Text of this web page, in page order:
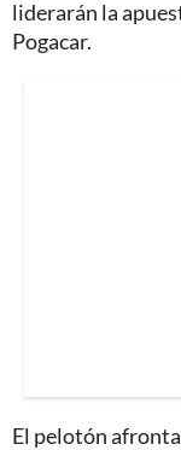
liderarán la
Pogacar.
El pelotón